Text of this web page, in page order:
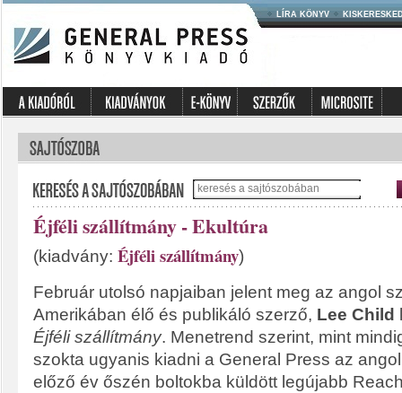
LÍRA KÖNYV
Éjféli szállítmány - Ekultúra
(kiadvány: Éjféli szállítmány)
Február utolsó napjaiban jelent meg az angol
Amerikában élő és publikáló szerző, Lee Child
Éjféli szállítmány. Menetrend szerint, mint
szokta ugyanis kiadni a General Press az
előző év őszén boltokba küldött legújabb